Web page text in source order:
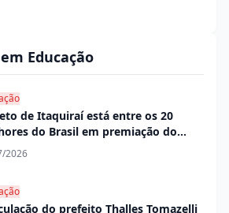
Educação
de Itaquiraí está entre os 20
do Brasil em premiação do
2026
do prefeito Thalles Tomazelli